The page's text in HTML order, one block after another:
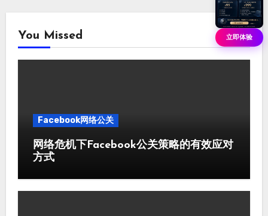
You Missed
Facebook网络公关
网络危机下Facebook公关策略的有效应对
方式
立即体验